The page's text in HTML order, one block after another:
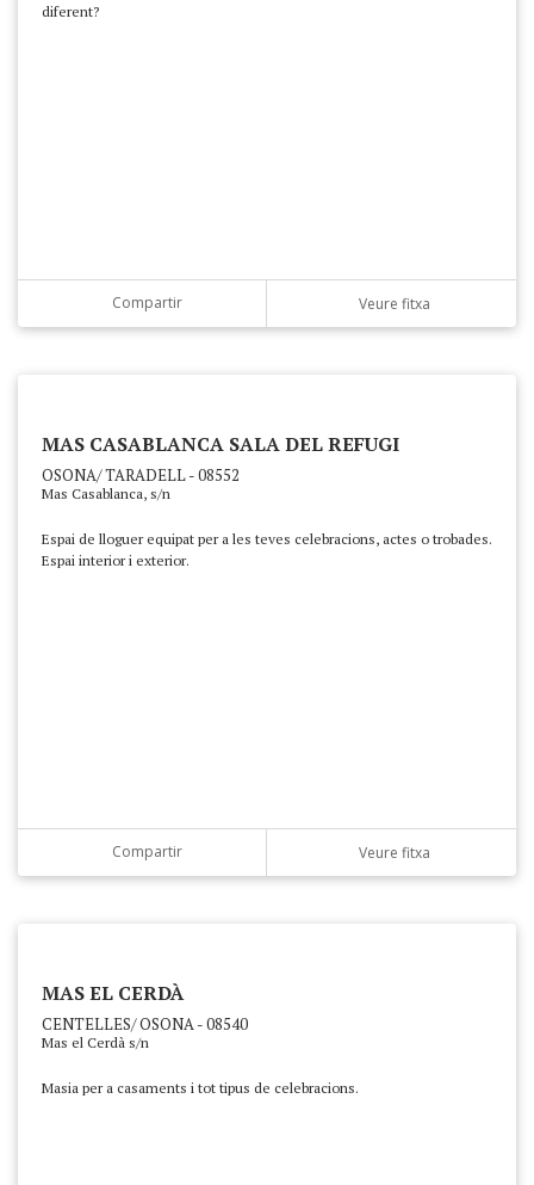
diferent?
Compartir Veure fitxa
MAS CASABLANCA SALA DEL REFUGI
OSONA/ TARADELL - 08552
Mas Casablanca, s/n
Espai de lloguer equipat per a les teves celebracions, actes o trobades.
Espai interior i exterior.
Compartir Veure fitxa
MAS EL CERDÀ
CENTELLES/ OSONA - 08540
Mas el Cerdà s/n
Masia per a casaments i tot tipus de celebracions.